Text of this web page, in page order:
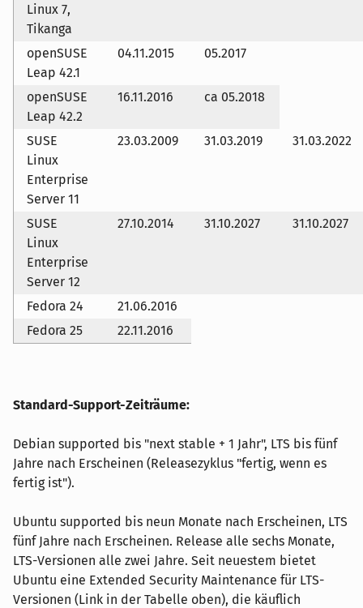
Linux 7,
Tikanga
openSUSE
Leap 42.1
04.11.2015 05.2017
openSUSE
Leap 42.2
16.11.2016 ca 05.2018
SUSE
Linux
Enterprise
Server 11
23.03.2009 31.03.2019 31.03.2022
SUSE
Linux
Enterprise
Server 12
27.10.2014 31.10.2027 31.10.2027
Fedora 24
21.06.2016
Fedora 25
22.11.2016
Standard-Support-Zeiträume:
Debian supported bis "next stable + 1 Jahr", LTS bis fünf
Jahre nach Erscheinen (Releasezyklus "fertig, wenn es
fertig ist").
Ubuntu supported bis neun Monate nach Erscheinen, LTS
fünf Jahre nach Erscheinen. Release alle sechs Monate,
LTS-Versionen alle zwei Jahre. Seit neuestem bietet
Ubuntu eine Extended Security Maintenance für LTS-
Versionen (Link in der Tabelle oben), die käuflich